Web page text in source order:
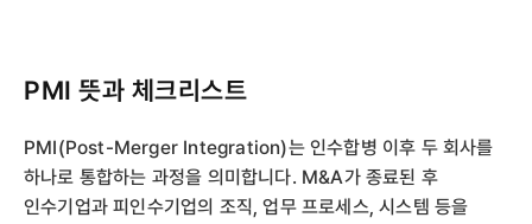
PMI 뜻과 체크리스트
PMI(Post-Merger Integration)는 인수합병 이후 두 회사를
하나로 통합하는 과정을 의미합니다. M&A가 종료된 후
인수기업과 피인수기업의 조직, 업무 프로세스, 시스템 등을